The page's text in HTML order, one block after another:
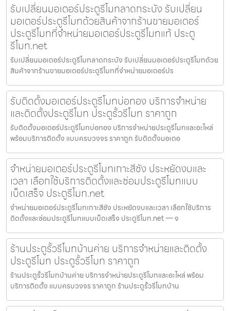
รับเปลี่ยนมอเตอร์ประตูรีโมทลาดกระบัง รับเปลี่ยน
มอเตอร์ประตูรีโมทด้วยสินค้าจากร้านขายมอเตอร์
ประตูรีโมทที่จำหน่ายมอเตอร์ประตูรีโมทแท้ ประตู
รีโมท.net
รับเปลี่ยนมอเตอร์ประตูรีโมทลาดกระบัง รับเปลี่ยนมอเตอร์ประตูรีโมทด้วย
สินค้าจากร้านขายมอเตอร์ประตูรีโมทที่จำหน่ายมอเตอร์ปร
รับติดตั้งมอเตอร์ประตูรีโมทบ่อทอง บริการจำหน่าย
และติดตั้งประตูรีโมท ประตูรั้วรีโมท ราคาถูก
รับติดตั้งมอเตอร์ประตูรีโมทบ่อทอง บริการจำหน่ายประตูรีโมทและอะไหล่
พร้อมบริการติดตั้ง แบบครบวงจร ราคาถูก รับติดตั้งมอเตอ
จำหน่ายมอเตอร์ประตูรีโมทเกาะสีชัง ประหยัดงบและ
เวลา เลือกใช้บริการติดตั้งและซ่อมประตูรีโมทแบบ
เบ็ดเสร็จ ประตูรีโมท.net
จำหน่ายมอเตอร์ประตูรีโมทเกาะสีชัง ประหยัดงบและเวลา เลือกใช้บริการ
ติดตั้งและซ่อมประตูรีโมทแบบเบ็ดเสร็จ ประตูรีโมท.net — จ
ร้านประตูรั้วรีโมทบ้านค่าย บริการจำหน่ายและติดตั้ง
ประตูรีโมท ประตูรั้วรีโมท ราคาถูก
ร้านประตูรั้วรีโมทบ้านค่าย บริการจำหน่ายประตูรีโมทและอะไหล่ พร้อม
บริการติดตั้ง แบบครบวงจร ราคาถูก ร้านประตูรั้วรีโมทบ้าน